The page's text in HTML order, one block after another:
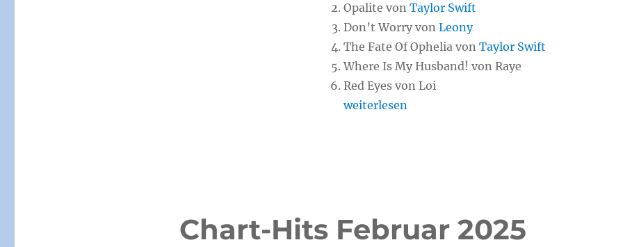
Opalite vonTaylor Swift
Don’t Worry vonLeony
The Fate Of Ophelia vonTaylor Swift
Where Is My Husband! von Raye
Red Eyes von Loi
„Chart-Hits Februar 2026“
weiterlesen
Chart-Hits Februar 2025